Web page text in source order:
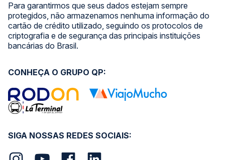
Para garantirmos que seus dados estejam sempre
protegidos, não armazenamos nenhuma informação do
cartão de crédito utilizado, seguindo os protocolos de
criptografia e de segurança das principais instituições
bancárias do Brasil.
SIGA NOSSAS REDES SOCIAIS:
CONHEÇA O GRUPO QP: